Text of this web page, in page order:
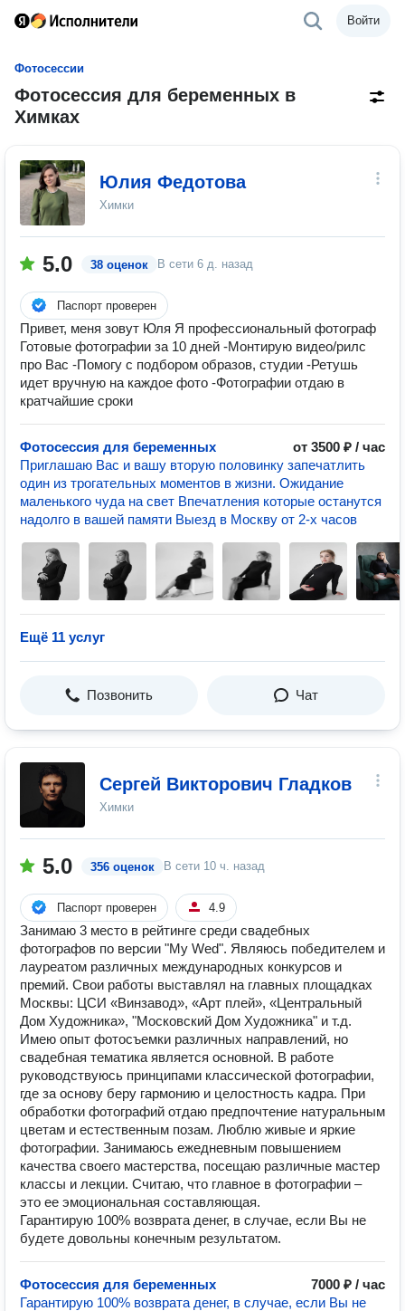
Войти
Фотосессии
Фотосессия для беременных в
Химках
Юлия Федотова
Химки
5.0 38 оценок В сети 6 д. назад
Паспорт проверен
Привет, меня зовут Юля Я профессиональный фотограф
Готовые фотографии за 10 дней -Монтирую видео/рилс
про Вас -Помогу с подбором образов, студии -Ретушь
идет вручную на каждое фото -Фотографии отдаю в
кратчайшие сроки
Фотосессия для беременных
от 3500 ₽ / час
Приглашаю Вас и вашу вторую половинку запечатлить
один из трогательных моментов в жизни. Ожидание
маленького чуда на свет Впечатления которые останутся
надолго в вашей памяти Выезд в Москву от 2-х часов
Ещё 11 услуг
Позвонить Чат
Сергей Викторович Гладков
Химки
5.0 356 оценок В сети 10 ч. назад
Паспорт проверен 4.9
Занимаю 3 место в рейтинге среди свадебных
фотографов по версии "My Wed". Являюсь победителем и
лауреатом различных международных конкурсов и
премий. Свои работы выставлял на главных площадках
Москвы: ЦСИ «Винзавод», «Арт плей», «Центральный
Дом Художника», "Московский Дом Художника" и т.д.
Имею опыт фотосъемки различных направлений, но
свадебная тематика является основной. В работе
руководствуюсь принципами классической фотографии,
где за основу беру гармонию и целостность кадра. При
обработки фотографий отдаю предпочтение натуральным
цветам и естественным позам. Люблю живые и яркие
фотографии. Занимаюсь ежедневным повышением
качества своего мастерства, посещаю различные мастер
классы и лекции. Считаю, что главное в фотографии –
это ее эмоциональная составляющая.
Гарантирую 100% возврата денег, в случае, если Вы не
будете довольны конечным результатом.
Фотосессия для беременных
7000 ₽ / час
Гарантирую 100% возврата денег, в случае, если Вы не